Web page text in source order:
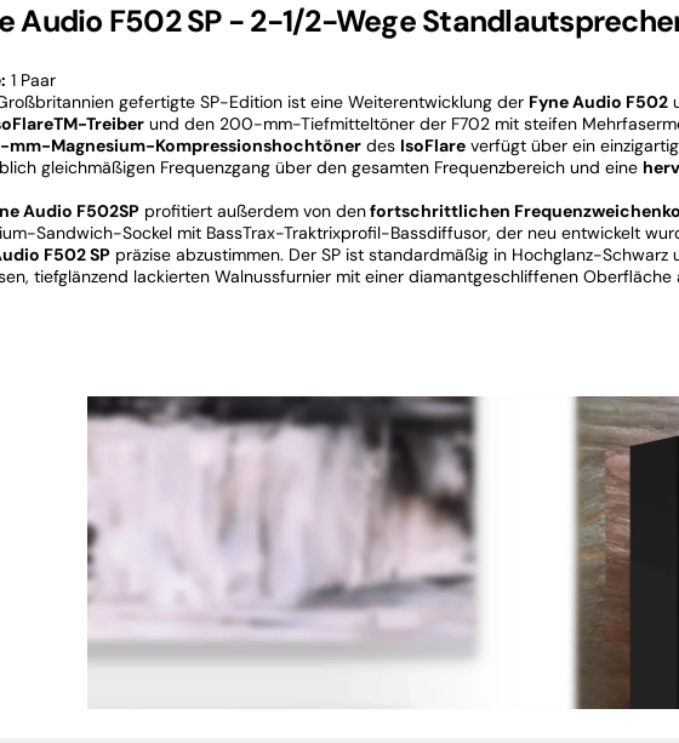
Audio F502 SP - 2-1/2-Wege
1 Paar
gefertigte SP-Edition ist eine Weiterentwicklung der Fyne Audio F502
Treiber und den 200-mm-Tiefmitteltöner der F702 mit steifen
mm-Magnesium-Kompressionshochtöner des IsoFlare verfügt über ein
gleichmäßigen Frequenzgang über den gesamten Frequenzbereich und eine
Audio F502SP profitiert außerdem von denfortschrittlichen
Sandwich-Sockel mit BassTrax-Traktrixprofil-Bassdiffusor, der neu entwickelt
F502 SP präzise abzustimmen. Der SP ist standardmäßig in Hochglanz-
tiefglänzend lackierten Walnussfurnier mit einer diamantgeschliffenen